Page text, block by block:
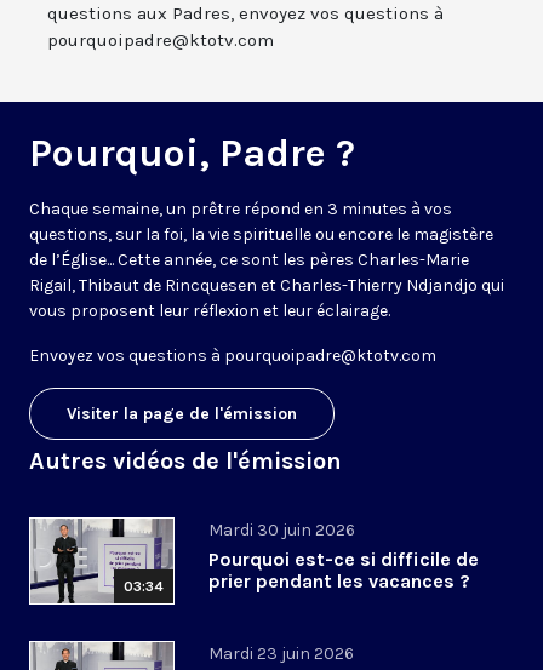
questions aux Padres, envoyez vos questions à
pourquoipadre@ktotv.com
Pourquoi, Padre ?
Chaque semaine, un prêtre répond en 3 minutes à vos
questions, sur la foi, la vie spirituelle ou encore le magistère
de l’Église... Cette année, ce sont les pères Charles-Marie
Rigail, Thibaut de Rincquesen et Charles-Thierry Ndjandjo qui
vous proposent leur réflexion et leur éclairage.
Envoyez vos questions à pourquoipadre@ktotv.com
Visiter la page de l'émission
Autres vidéos de l'émission
03:34
Mardi 30 juin 2026
Pourquoi est-ce si difficile de
prier pendant les vacances ?
Mardi 23 juin 2026